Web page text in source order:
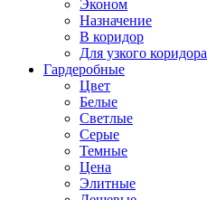
Эконом
Назначение
В коридор
Для узкого коридора
Гардеробные
Цвет
Белые
Светлые
Серые
Темные
Цена
Элитные